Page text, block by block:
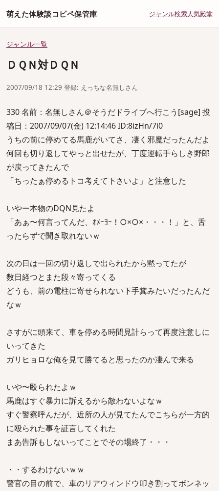
萌えた体験談コピペ保管庫 ジャンル検索人気殿堂
ジャンル一覧
ＤＱＮ対ＤＱＮ
2007/09/18 12:29 登録: えっちな名無しさん
330 名前：名無しさん＠そうだドライブへ行こう[sage] 投
稿日：2007/09/07(金) 12:14:46 ID:8izHn/7i0
うちの前に停めてる馬鹿がいてさ、凄く邪魔だったんだよ
何回も切り返してやっと出せたが、丁度運転手らしき野郎
が戻ってきたんで
「ちったぁ停めるトコ考えて下さいよ」と注意した
いやー本物のDQN見たよ
「あぁ〜何言ってんだ、ｵﾒｰﾖｰ！○×○×・・・！」と、舌
ったらずで聞き取れないｗ
次の日は一回の切り返しで出られたから黙ってたが
数日経つとまた段々寄ってくる
どうも、前の電柱に寄せられない下手糞みたいだったんだ
なｗ
さすがに頭来て、車を停める時間見計らって再度注意しに
いってきた
ガリヒョロな俺を見て勝てると思ったのか凄んで来る
いや〜殴られたよｗ
馬鹿はすぐ暴力に訴えるから敵わないよなｗ
すぐ警察呼んだが、近所の人が見てたんでこちらが一方的
に殴られた事を証言してくれた
まあ告訴もしないってことでその場終了・・・
・・するわけないｗｗ
警官の目の前で、車のリアウィンドウ叩き割ってボンネッ